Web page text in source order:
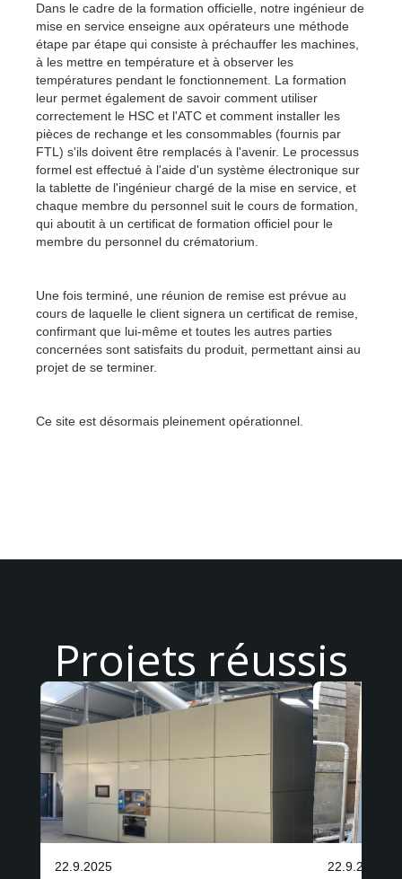
Dans le cadre de la formation officielle, notre ingénieur de
mise en service enseigne aux opérateurs une méthode
étape par étape qui consiste à préchauffer les machines,
à les mettre en température et à observer les
températures pendant le fonctionnement. La formation
leur permet également de savoir comment utiliser
correctement le HSC et l'ATC et comment installer les
pièces de rechange et les consommables (fournis par
FTL) s'ils doivent être remplacés à l'avenir. Le processus
formel est effectué à l'aide d'un système électronique sur
la tablette de l'ingénieur chargé de la mise en service, et
chaque membre du personnel suit le cours de formation,
qui aboutit à un certificat de formation officiel pour le
membre du personnel du crématorium.
Une fois terminé, une réunion de remise est prévue au
cours de laquelle le client signera un certificat de remise,
confirmant que lui-même et toutes les autres parties
concernées sont satisfaits du produit, permettant ainsi au
projet de se terminer.
Ce site est désormais pleinement opérationnel.
Projets réussis
22.9.2025 22.9.2025